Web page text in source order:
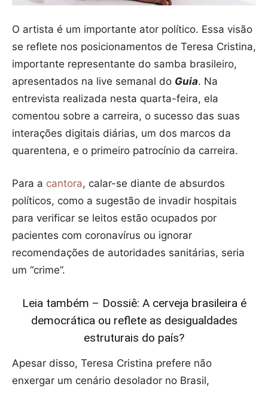
O artista é um importante ator político. Essa visão
se reflete nos posicionamentos de Teresa Cristina,
importante representante do samba brasileiro,
apresentados na live semanal do Guia. Na
entrevista realizada nesta quarta-feira, ela
comentou sobre a carreira, o sucesso das suas
interações digitais diárias, um dos marcos da
quarentena, e o primeiro patrocínio da carreira.
Para a cantora, calar-se diante de absurdos
políticos, como a sugestão de invadir hospitais
para verificar se leitos estão ocupados por
pacientes com coronavírus ou ignorar
recomendações de autoridades sanitárias, seria
um “crime”.
Leia também – Dossiê: A cerveja brasileira é
democrática ou reflete as desigualdades
estruturais do país?
Apesar disso, Teresa Cristina prefere não
enxergar um cenário desolador no Brasil,